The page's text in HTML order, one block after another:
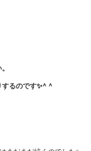
るのです✨^ ^